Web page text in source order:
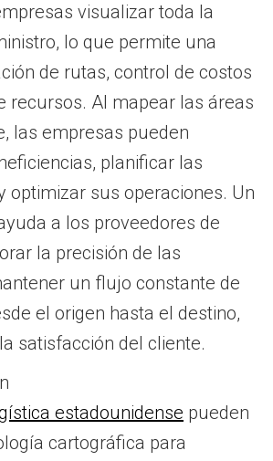
visualizar toda la
lo que permite una
de rutas, control de costos
recursos. Al mapear las áreas
las empresas pueden
planificar las
optimizar sus operaciones. Un
a los proveedores de
la precisión de las
un flujo constante de
el origen hasta el destino,
satisfacción del cliente.
estadounidense pueden
cartográfica para